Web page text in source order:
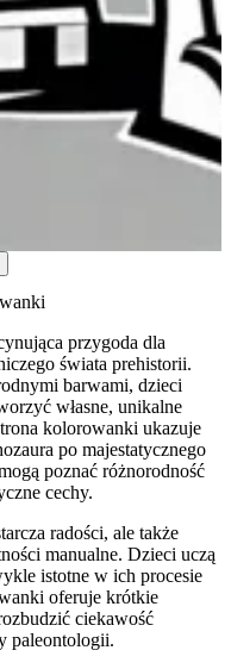
przygoda dla
świata prehistorii.
barwami, dzieci
własne, unikalne
kolorowanki ukazuje
po majestatycznego
poznać różnorodność
cechy.
radości, ale także
manualne. Dzieci uczą
istotne w ich procesie
oferuje krótkie
ciekawość
paleontologii.